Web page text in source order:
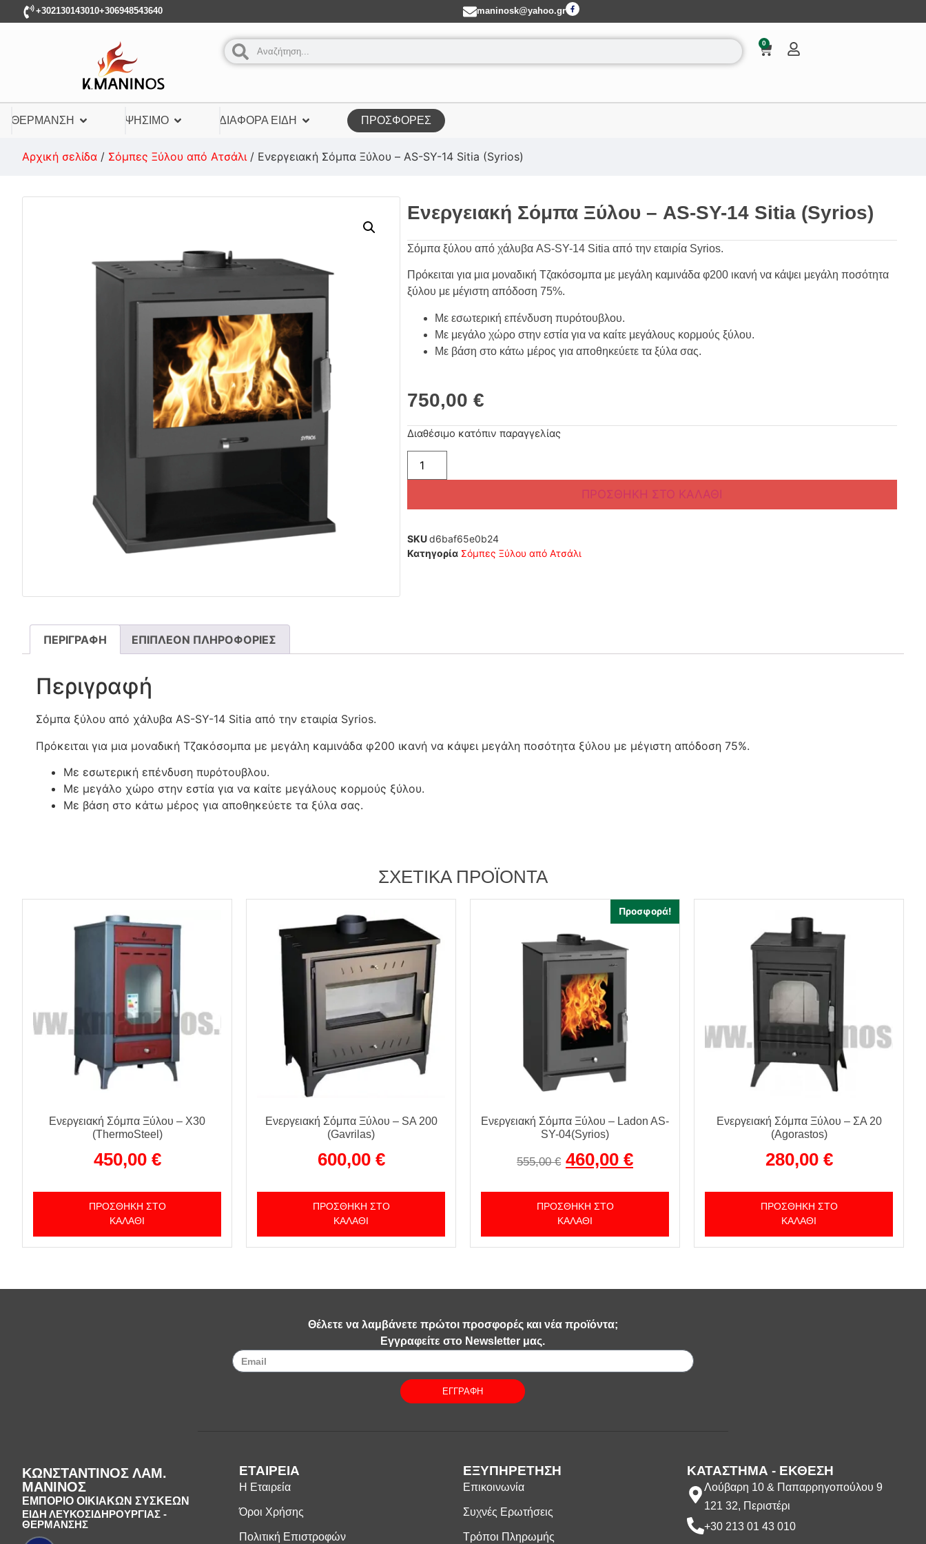
+302130143010+306948543640 maninosk@yahoo.gr
0
ΘΈΡΜΑΝΣΗ ΨΉΣΙΜΟ ΔΙΆΦΟΡΑ ΕΊΔΗ ΠΡΟΣΦΟΡΕΣ
Αρχική σελίδα / Σόμπες Ξύλου από Ατσάλι/ Ενεργειακή Σόμπα Ξύλου – AS-SY-14 Sitia (Syrios)
Ενεργειακή Σόμπα Ξύλου – AS-SY-14 Sitia (Syrios)
Σόμπα ξύλου από χάλυβα AS-SY-14 Sitia από την εταιρία Syrios.
Πρόκειται για μια μοναδική Τζακόσομπα με μεγάλη καμινάδα φ200 ικανή να κάψει μεγάλη ποσότητα
ξύλου με μέγιστη απόδοση 75%.
Με εσωτερική επένδυση πυρότουβλου.
Με μεγάλο χώρο στην εστία για να καίτε μεγάλους κορμούς ξύλου.
Με βάση στο κάτω μέρος για αποθηκεύετε τα ξύλα σας.
750,00 €
Διαθέσιμο κατόπιν παραγγελίας
ΠΡΟΣΘΉΚΗ ΣΤΟ ΚΑΛΆΘΙ
SKUd6baf65e0b24
Κατηγορία Σόμπες Ξύλου από Ατσάλι
ΠΕΡΙΓΡΑΦΉ ΕΠΙΠΛΈΟΝ ΠΛΗΡΟΦΟΡΊΕΣ
Περιγραφή
Σόμπα ξύλου από χάλυβα AS-SY-14 Sitia από την εταιρία Syrios.
Πρόκειται για μια μοναδική Τζακόσομπα με μεγάλη καμινάδα φ200 ικανή να κάψει μεγάλη ποσότητα ξύλου με μέγιστη απόδοση 75%.
Με εσωτερική επένδυση πυρότουβλου.
Με μεγάλο χώρο στην εστία για να καίτε μεγάλους κορμούς ξύλου.
Με βάση στο κάτω μέρος για αποθηκεύετε τα ξύλα σας.
ΣΧΕΤΙΚΆ ΠΡΟΪΌΝΤΑ
Ενεργειακή Σόμπα Ξύλου – X30
(ThermoSteel)
450,00 €
ΠΡΟΣΘΉΚΗ ΣΤΟ
ΚΑΛΆΘΙ
Ενεργειακή Σόμπα Ξύλου – SA 200
(Gavrilas)
600,00 €
ΠΡΟΣΘΉΚΗ ΣΤΟ
ΚΑΛΆΘΙ
Προσφορά!
Ενεργειακή Σόμπα Ξύλου – Ladon AS-
SY-04(Syrios)
555,00€ 460,00 €
ΠΡΟΣΘΉΚΗ ΣΤΟ
ΚΑΛΆΘΙ
Ενεργειακή Σόμπα Ξύλου – ΣΑ 20
(Agorastos)
280,00 €
ΠΡΟΣΘΉΚΗ ΣΤΟ
ΚΑΛΆΘΙ
Θέλετε να λαμβάνετε πρώτοι προσφορές και νέα προϊόντα;
Εγγραφείτε στο Newsletter μας.
ΕΓΓΡΑΦΗ
ΚΩΝΣΤΑΝΤΙΝΟΣ ΛΑΜ.
ΜΑΝΙΝΟΣ
ΕΜΠΟΡΙΟ ΟΙΚΙΑΚΩΝ ΣΥΣΚΕΩΝ
ΕΙΔΗ ΛΕΥΚΟΣΙΔΗΡΟΥΡΓΙΑΣ -
ΘΕΡΜΑΝΣΗΣ
ΕΤΑΙΡΕΙΑ
Η Εταιρεία
Όροι Χρήσης
Πολιτική Επιστροφών
ΕΞΥΠΗΡΕΤΗΣΗ
Επικοινωνία
Συχνές Ερωτήσεις
Τρόποι Πληρωμής
ΚΑΤΑΣΤΗΜΑ - ΕΚΘΕΣΗ
Λούβαρη 10 & Παπαρρηγοπούλου 9
121 32, Περιστέρι
+30 213 01 43 010